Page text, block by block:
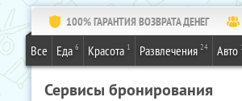
100% ГАРАНТИЯ ВОЗВРАТА ДЕНЕГ
Все Еда 6 Красота 1 Развлечения 24 Авто
Сервисы бронирования